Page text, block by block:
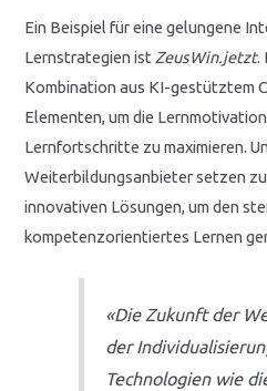
Ein Beispiel für eine gelungene
Lernstrategien ist ZeusWin.jetzt.
Kombination aus KI-gestütztem
Elementen, um die
Lernfortschritte zu maximieren.
Weiterbildungsanbieter setzen
innovativen Lösungen, um den
kompetenzorientiertes Lernen
«Die Zukunft der
der
Technologien wie